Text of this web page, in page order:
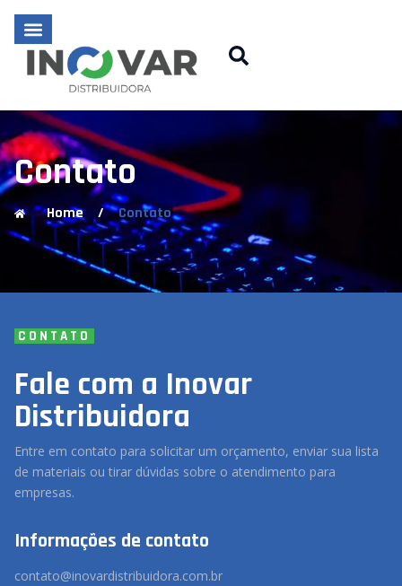
Contato
Home / Contato
CONTATO
Fale com a Inovar
Distribuidora
Entre em contato para solicitar um orçamento, enviar sua lista
de materiais ou tirar dúvidas sobre o atendimento para
empresas.
Informações de contato
contato@inovardistribuidora.com.br